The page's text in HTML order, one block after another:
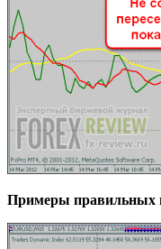
Примеры правильных